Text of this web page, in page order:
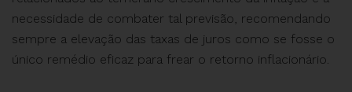
necessidade de combater tal previsão, recomendando
sempre a elevação das taxas de juros como se fosse o
único remédio eficaz para frear o retorno inflacionário.